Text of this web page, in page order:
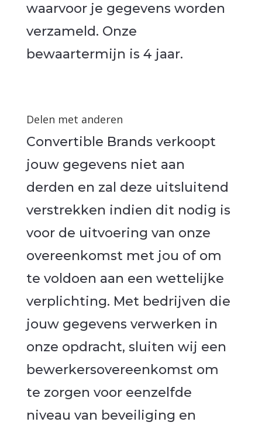
waarvoor je gegevens worden
verzameld. Onze
bewaartermijn is 4 jaar.
Delen met anderen
Convertible Brands verkoopt
jouw gegevens niet aan
derden en zal deze uitsluitend
verstrekken indien dit nodig is
voor de uitvoering van onze
overeenkomst met jou of om
te voldoen aan een wettelijke
verplichting. Met bedrijven die
jouw gegevens verwerken in
onze opdracht, sluiten wij een
bewerkersovereenkomst om
te zorgen voor eenzelfde
niveau van beveiliging en